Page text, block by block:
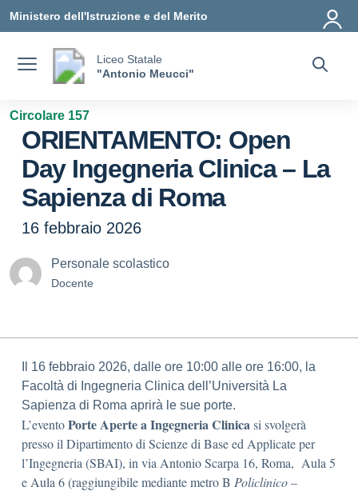
Ministero dell'Istruzione e del Merito
Liceo Statale
"Antonio Meucci"
Circolare 157
ORIENTAMENTO: Open
Day Ingegneria Clinica – La
Sapienza di Roma
16 febbraio 2026
Personale scolastico
Docente
Il 16 febbraio 2026, dalle ore 10:00 alle ore 16:00, la
Facoltà di Ingegneria Clinica dell’Università La
Sapienza di Roma aprirà le sue porte.
L’eventoPorte Aperte a Ingegneria Clinicasi svolgerà
presso il Dipartimento di Scienze di Base ed Applicate per
l’Ingegneria (SBAI), in via Antonio Scarpa 16, Roma, Aula 5
e Aula 6 (raggiungibile mediante metro B Policlinico–